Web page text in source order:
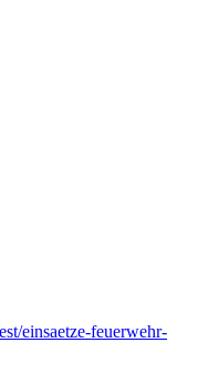
einsaetze-feuerwehr-